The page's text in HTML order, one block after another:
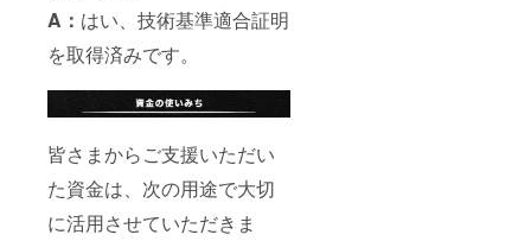
A： はい、技術基準適合証明
を取得済みです。
皆さまからご支援いただい
た資金は、次の用途で大切
に活用させていただきま